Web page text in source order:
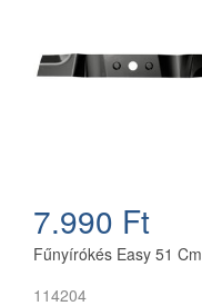
7.990 Ft
Fűnyírókés Easy 51 Cm
114204